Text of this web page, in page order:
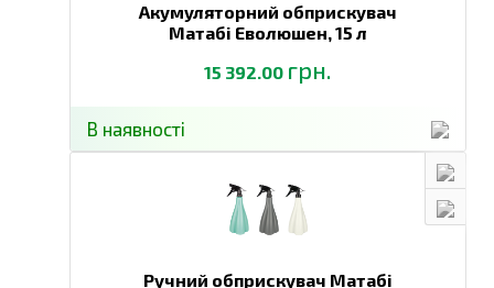
Акумуляторний обприскувач
Матабі Еволюшен,15 л
15 392.00 грн.
В наявності
Ручний обприскувач Матабі